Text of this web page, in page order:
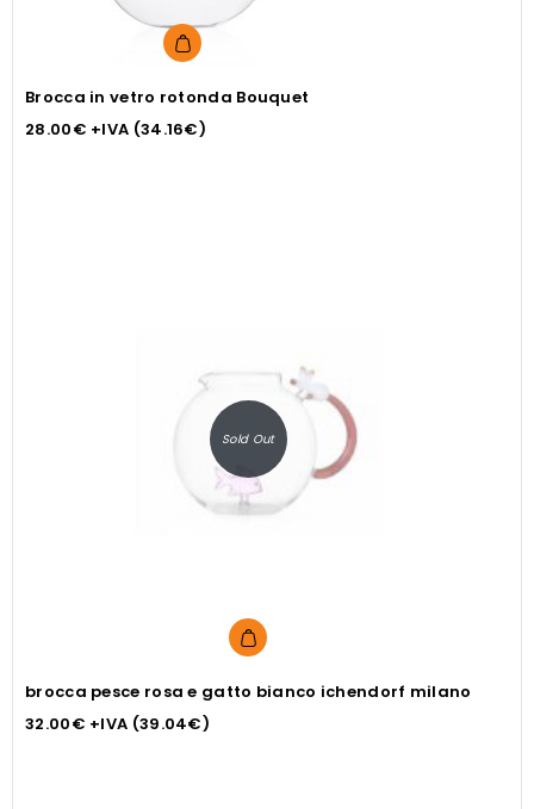
Brocca in vetro rotonda Bouquet
28.00€ +IVA (34.16€)
Sold Out
brocca pesce rosa e gatto bianco ichendorf milano
32.00€ +IVA (39.04€)